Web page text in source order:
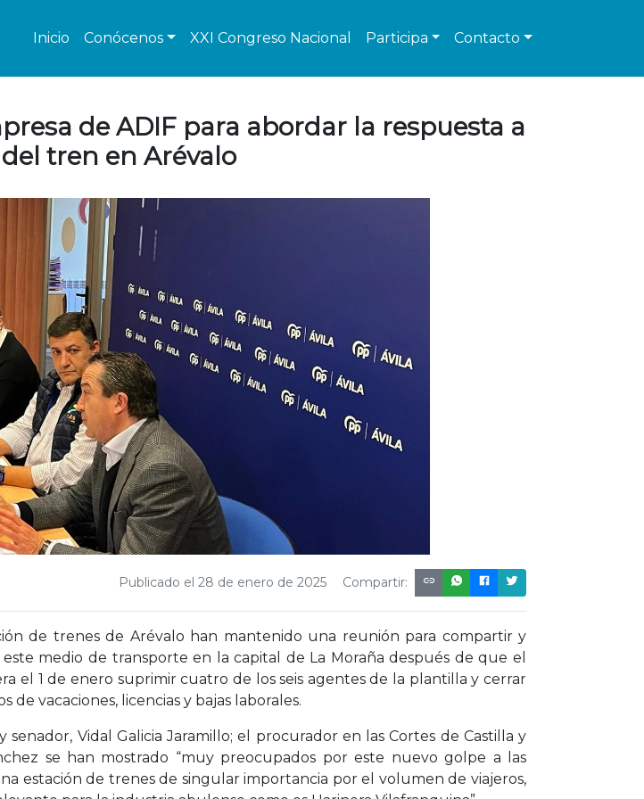
Inicio Conócenos XXI Congreso Nacional Participa Contacto
de ADIF para abordar la respuesta a
tren en Arévalo
Compartir:
Publicado el 28 de enero de 2025
de trenes de Arévalo han mantenido una reunión para compartir y
medio de transporte en la capital de La Moraña después de que el
el 1 de enero suprimir cuatro de los seis agentes de la plantilla y cerrar
de vacaciones, licencias y bajas laborales.
Vidal Galicia Jaramillo; el procurador en las Cortes de Castilla y
se han mostrado “muy preocupados por este nuevo golpe a las
estación de trenes de singular importancia por el volumen de viajeros,